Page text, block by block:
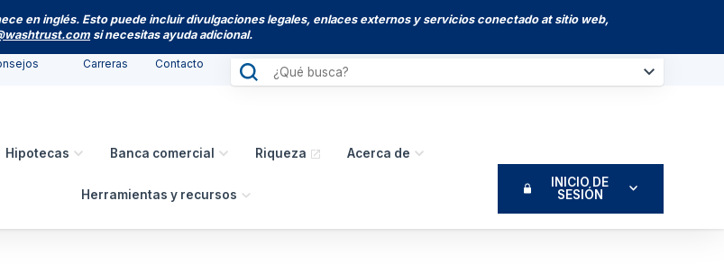
en inglés. Esto puede incluir divulgaciones legales, enlaces externos y servicios conectado at sitio web,
si necesitas ayuda adicional.
Carreras Contacto
Hipotecas Banca comercial Riqueza Acerca de
Herramientas y recursos
INICIO DE
SESIÓN